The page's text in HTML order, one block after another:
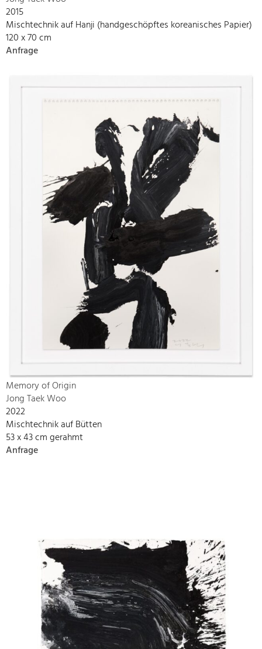
2015
Mischtechnik auf Hanji (handgeschöpftes koreanisches Papier)
120 x 70 cm
Anfrage
Memory of Origin
Jong Taek Woo
2022
Mischtechnik auf Bütten
53 x 43 cm gerahmt
Anfrage